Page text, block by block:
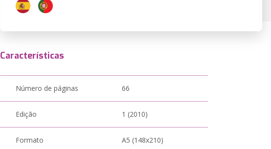
Características
Número de páginas 66
Edição 1 (2010)
Formato A5 (148x210)